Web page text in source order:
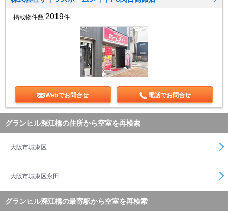
掲載物件数:2019件
Webでお問合せ 電話でお問合せ
グランヒル深江橋の住所から空室を再検索
大阪市城東区
大阪市城東区永田
グランヒル深江橋の最寄駅から空室を再検索